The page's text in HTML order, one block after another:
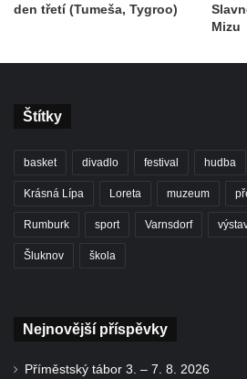
den třetí (Tumeša, Tygroo)
Mizu
Štítky
basket divadlo festival hudba
Krásná Lípa Loreta muzeum
Rumburk sport Varnsdorf
Šluknov škola
Nejnovější příspěvky
Příměstský tábor 3. – 7. 8. 2026